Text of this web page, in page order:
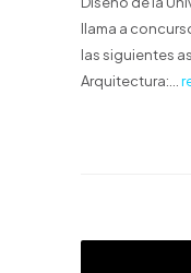
llama a
las siguientes
Arquitectura:...